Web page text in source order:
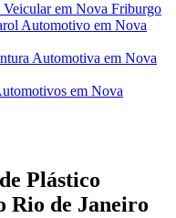
Veicular em Nova Friburgo
Automotivo em Nova
Automotiva em Nova
em Nova
Plástico
Rio de Janeiro